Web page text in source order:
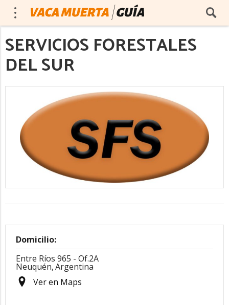
SERVICIOS FORESTALES
DEL SUR
Domicilio:
Entre Ríos 965 - Of.2A
Neuquén,Argentina
Ver en Maps